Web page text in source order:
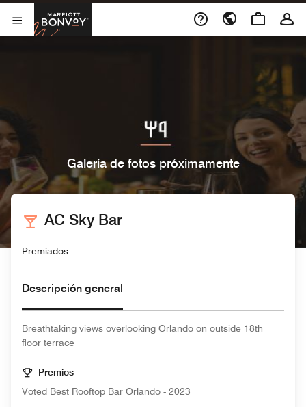
Skip to Content
Abrir el menú
Marriott Bonvoy
Galería de fotos próximamente
AC Sky Bar
Premiados
Descripción general
Breathtaking views overlooking Orlando on outside 18th
floor terrace
Premios
Voted Best Rooftop Bar Orlando - 2023